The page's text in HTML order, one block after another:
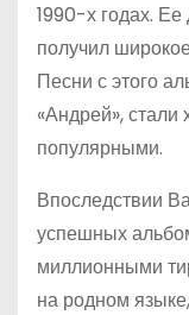
1990-х годах.
получил
Песни с этого
«Андрей», стали
популярными.
Впоследствии
успешных
миллионными
на родном